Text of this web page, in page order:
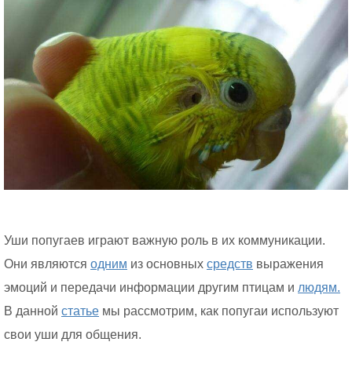
Уши попугаев играют важную роль в их коммуникации.
Они являются одним из основных средств выражения
эмоций и передачи информации другим птицам и людям.
В данной статье мы рассмотрим, как попугаи используют
свои уши для общения.